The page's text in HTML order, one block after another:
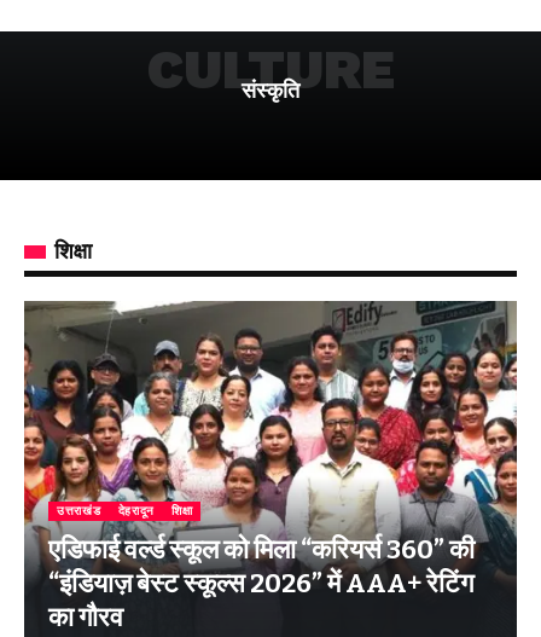
संस्कृति
CULTURE
शिक्षा
उत्तराखंड देहरादून शिक्षा
एडिफाई वर्ल्ड स्कूल को मिला “करियर्स 360” की
“इंडियाज़ बेस्ट स्कूल्स 2026” में AAA+ रेटिंग
का गौरव